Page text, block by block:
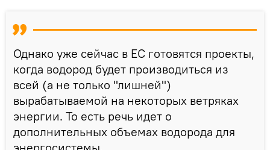
Однако уже сейчас в ЕС готовятся проекты,
когда водород будет производиться из
всей (а не только "лишней")
вырабатываемой на некоторых ветряках
энергии. То есть речь идет о
дополнительных объемах водорода для